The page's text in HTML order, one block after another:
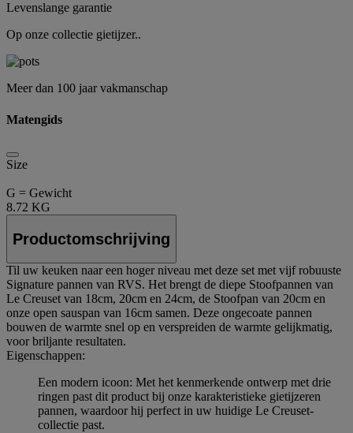
Levenslange garantie
Op onze collectie gietijzer..
Meer dan 100 jaar vakmanschap
Matengids
Size
G = Gewicht
8.72 KG
Productomschrijving
Til uw keuken naar een hoger niveau met deze set met vijf robuuste
Signature pannen van RVS. Het brengt de diepe Stoofpannen van
Le Creuset van 18cm, 20cm en 24cm, de Stoofpan van 20cm en
onze open sauspan van 16cm samen. Deze ongecoate pannen
bouwen de warmte snel op en verspreiden de warmte gelijkmatig,
voor briljante resultaten.
Eigenschappen:
Een modern icoon: Met het kenmerkende ontwerp met drie
ringen past dit product bij onze karakteristieke gietijzeren
pannen, waardoor hij perfect in uw huidige Le Creuset-
collectie past.